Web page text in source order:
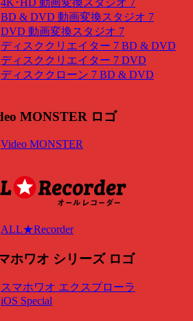
4K･HD 動画変換スタジオ 7
BD & DVD 動画変換スタジオ 7
DVD 動画変換スタジオ 7
ディスククリエイター 7 BD & DVD
ディスククリエイター 7 DVD
ディスククローン 7 BD & DVD
Video MONSTER
ALL★Recorder
スマホワオ エクスプローラ
iOS Special